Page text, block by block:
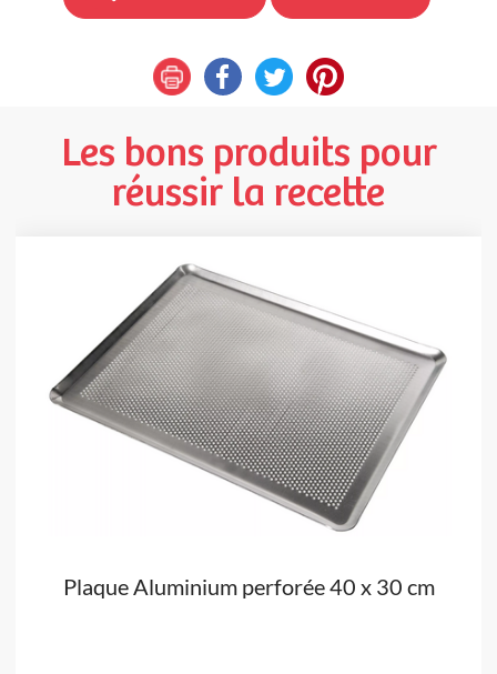
Les bons produits pour
réussir la recette
Plaque Aluminium perforée 40 x 30 cm